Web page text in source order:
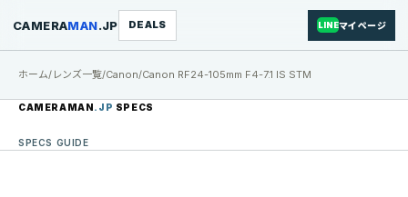
CAMERAMAN.JP DEALS LINEマイページ
ホーム/ レンズ一覧/Canon/Canon RF24-105mm F4-7.1 IS STM
CAMERAMAN.JP SPECS
SPECS GUIDE